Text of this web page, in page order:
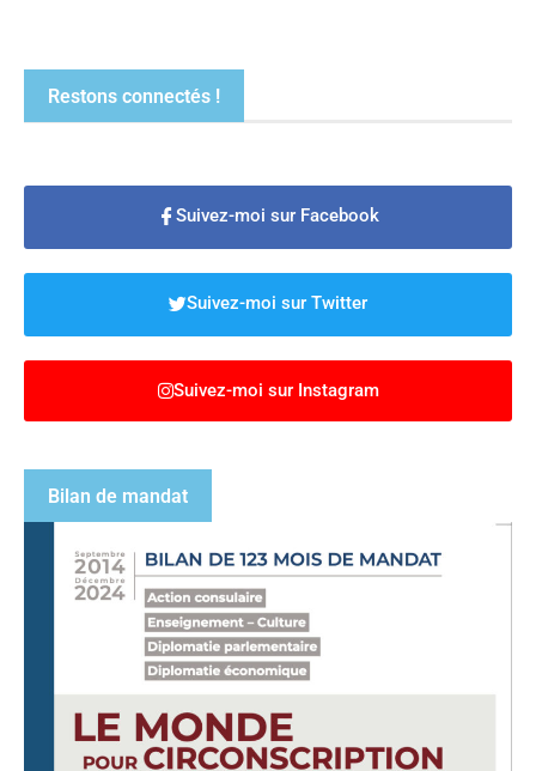
Restons connectés !
Suivez-moi sur Facebook
Suivez-moi sur Twitter
Suivez-moi sur Instagram
Bilan de mandat